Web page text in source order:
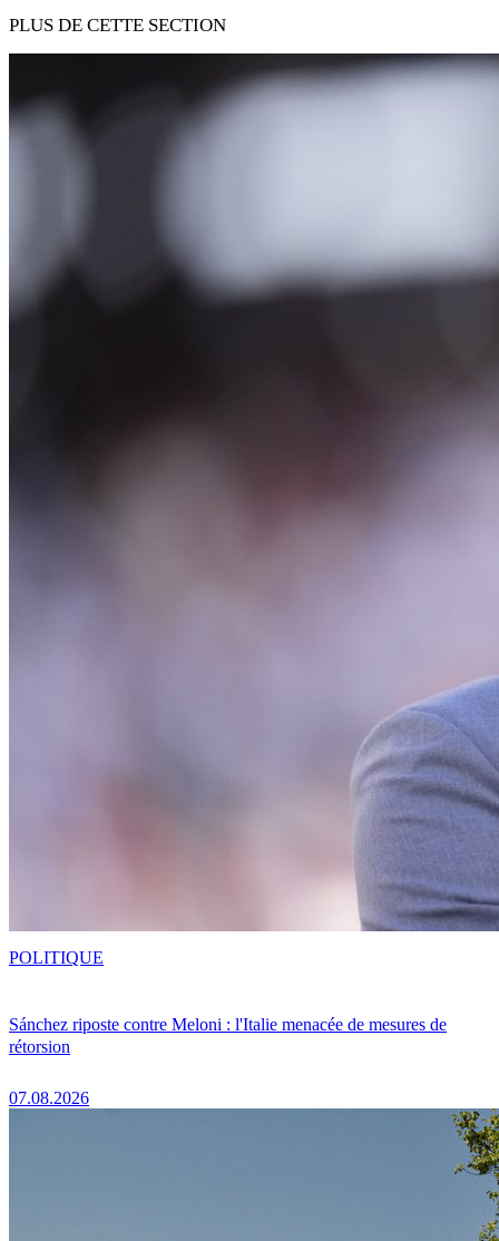
PLUS DE CETTE SECTION
Sánchez riposte contre Meloni : l'Italie menacée de mesures de
rétorsion
07.08.2026
POLITIQUE